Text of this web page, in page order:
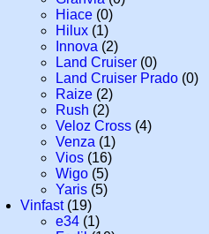
Hiace (0)
Hilux (1)
Innova (2)
Land Cruiser (0)
Land Cruiser Prado (0)
Raize (2)
Rush (2)
Veloz Cross (4)
Venza (1)
Vios (16)
Wigo (5)
Yaris (5)
Vinfast (19)
e34 (1)